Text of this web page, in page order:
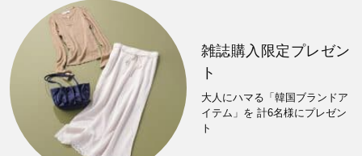
雑誌購入限定プレゼン
ト
大人にハマる「韓国ブランドア
イテム」を 計6名様にプレゼン
ト